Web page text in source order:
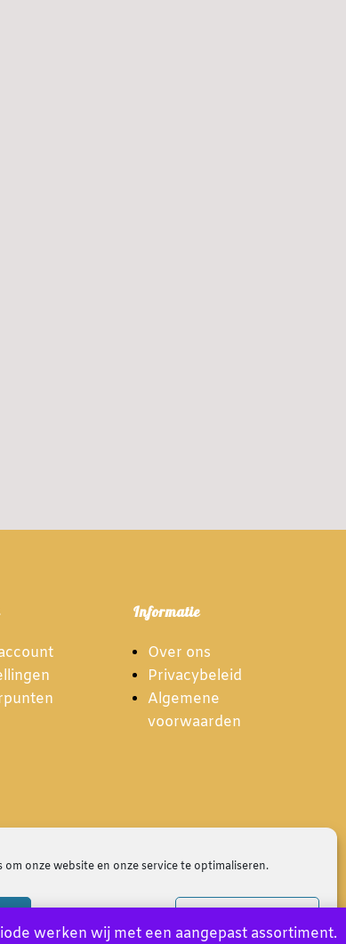
onze website en onze service te optimaliseren.
werken wij met een aangepast assortiment.
Informatie
Over ons
Privacybeleid
Algemene
voorwaarden